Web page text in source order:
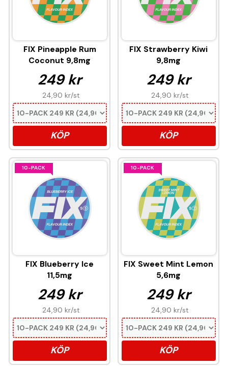
FIX Pineapple Rum
Coconut 9,8mg
249 kr
24,90 kr/st
KÖP
FIX Strawberry Kiwi
9,8mg
249 kr
24,90 kr/st
KÖP
10-PACK
FIX Blueberry Ice
11,5mg
249 kr
24,90 kr/st
KÖP
10-PACK
FIX Sweet Mint Lemon
5,6mg
249 kr
24,90 kr/st
KÖP